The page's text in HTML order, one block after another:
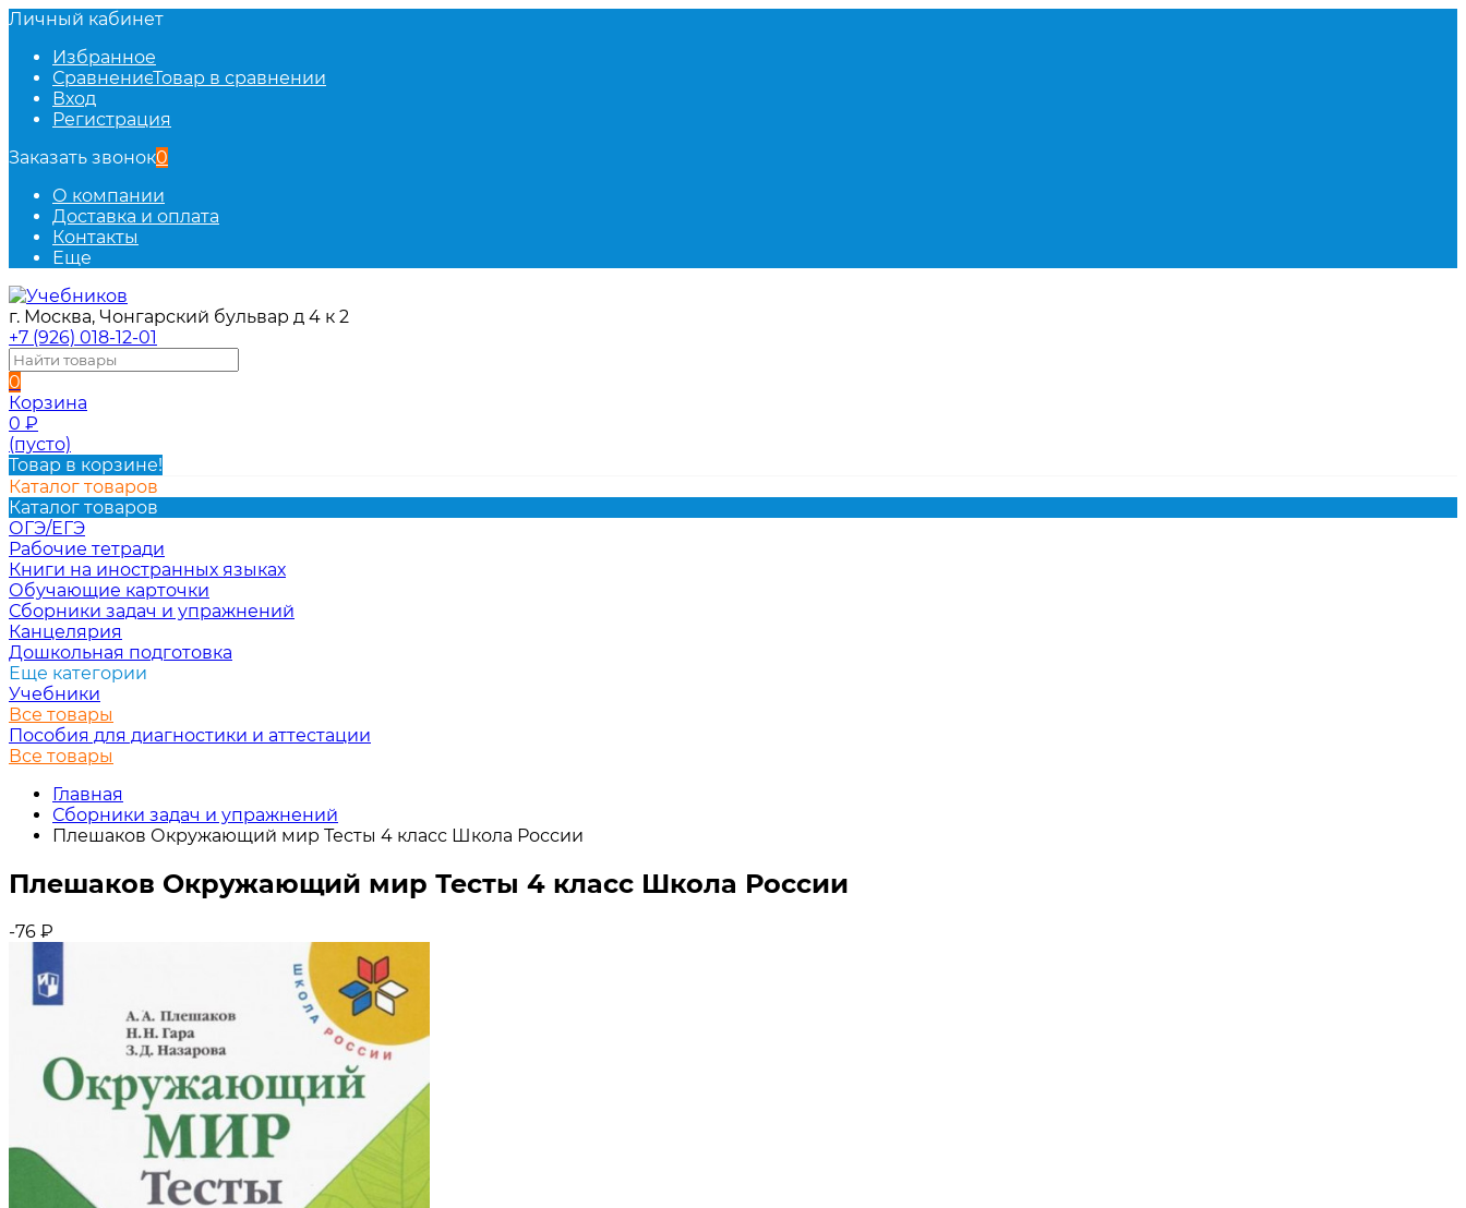
Личный кабинет
Избранное
СравнениеТовар в сравнении
Вход
Регистрация
Заказать звонок0
О компании
Доставка и оплата
Контакты
Еще
г. Москва, Чонгарский бульвар д 4 к 2
+7 (926) 018-12-01
0
Корзина
0 ₽
(пусто)
Товар в корзине!
Каталог товаров
Каталог товаров
ОГЭ/ЕГЭ
Рабочие тетради
Книги на иностранных языках
Обучающие карточки
Сборники задач и упражнений
Канцелярия
Дошкольная подготовка
Еще категории
Учебники
Все товары
Пособия для диагностики и аттестации
Все товары
Главная
Сборники задач и упражнений
Плешаков Окружающий мир Тесты 4 класс Школа России
Плешаков Окружающий мир Тесты 4 класс Школа России
-76 ₽